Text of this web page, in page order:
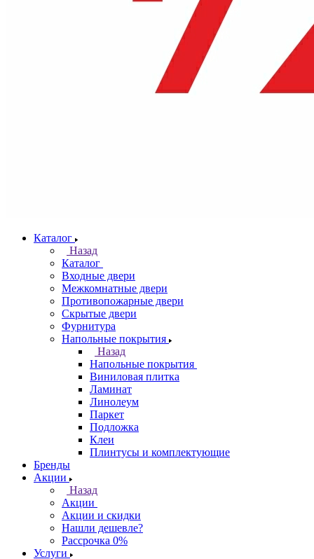
Каталог
Назад
Каталог
Входные двери
Межкомнатные двери
Противопожарные двери
Скрытые двери
Фурнитура
Напольные покрытия
Назад
Напольные покрытия
Виниловая плитка
Ламинат
Линолеум
Паркет
Подложка
Клеи
Плинтусы и комплектующие
Бренды
Акции
Назад
Акции
Акции и скидки
Нашли дешевле?
Рассрочка 0%
Услуги